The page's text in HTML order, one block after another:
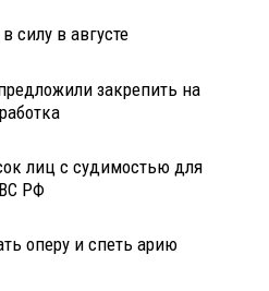
силу в августе
закрепить на
лиц с судимостью для
РФ
оперу и спеть арию